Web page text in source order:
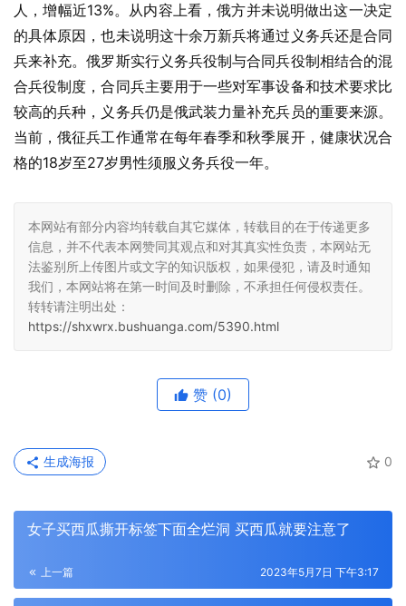
人，增幅近13%。从内容上看，俄方并未说明做出这一决定
的具体原因，也未说明这十余万新兵将通过义务兵还是合同
兵来补充。俄罗斯实行义务兵役制与合同兵役制相结合的混
合兵役制度，合同兵主要用于一些对军事设备和技术要求比
较高的兵种，义务兵仍是俄武装力量补充兵员的重要来源。
当前，俄征兵工作通常在每年春季和秋季展开，健康状况合
格的18岁至27岁男性须服义务兵役一年。
本网站有部分内容均转载自其它媒体，转载目的在于传递更多
信息，并不代表本网赞同其观点和对其真实性负责，本网站无
法鉴别所上传图片或文字的知识版权，如果侵犯，请及时通知
我们，本网站将在第一时间及时删除，不承担任何侵权责任。
转转请注明出处：
https://shxwrx.bushuanga.com/5390.html
赞 (0)
0
生成海报
女子买西瓜撕开标签下面全烂洞 买西瓜就要注意了
上一篇 2023年5月7日 下午3:17